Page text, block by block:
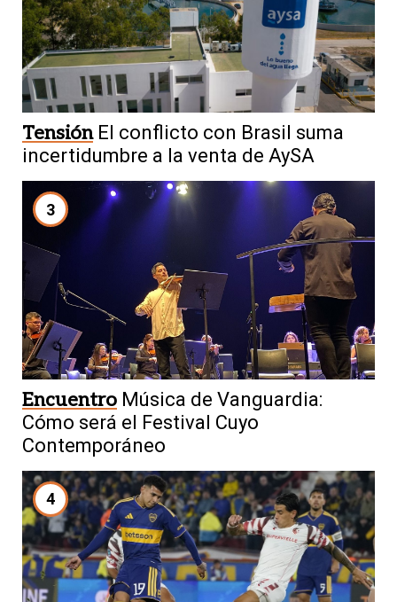
Tensión El conflicto con Brasil suma
incertidumbre a la venta de AySA
3
Encuentro Música de Vanguardia:
Cómo será el Festival Cuyo
Contemporáneo
4